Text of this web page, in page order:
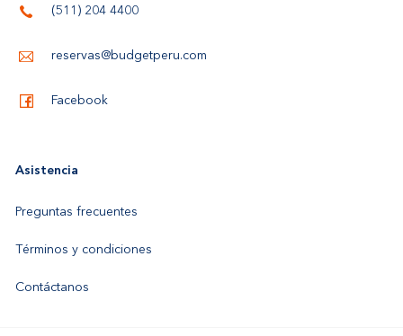
(511) 204 4400
reservas@budgetperu.com
Facebook
Asistencia
Preguntas frecuentes
Términos y condiciones
Contáctanos